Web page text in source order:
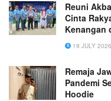
Reuni
Cinta
Kenangan
19 JULY 2026
Remaja
Pandemi
Hoodie